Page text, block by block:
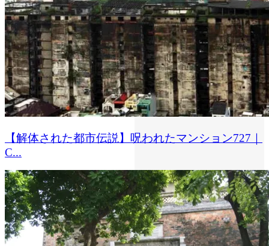
【解体された都市伝説】呪われたマンション727｜
C...